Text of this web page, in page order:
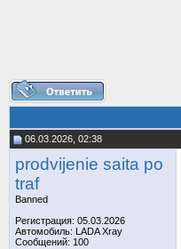
06.03.2026, 02:38
prodvijenie saita po
traf
Banned
Регистрация: 05.03.2026
Автомобиль: LADA Xray
Сообщений: 100